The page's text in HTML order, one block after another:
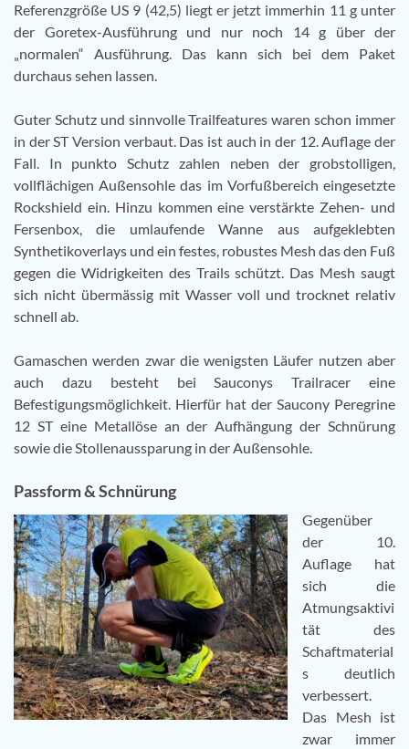
Referenzgröße US 9 (42,5) liegt er jetzt immerhin 11 g unter
der Goretex-Ausführung und nur noch 14 g über der
„normalen“ Ausführung. Das kann sich bei dem Paket
durchaus sehen lassen.
Guter Schutz und sinnvolle Trailfeatures waren schon immer
in der ST Version verbaut. Das ist auch in der 12. Auflage der
Fall. In punkto Schutz zahlen neben der grobstolligen,
vollflächigen Außensohle das im Vorfußbereich eingesetzte
Rockshield ein. Hinzu kommen eine verstärkte Zehen- und
Fersenbox, die umlaufende Wanne aus aufgeklebten
Synthetikoverlays und ein festes, robustes Mesh das den Fuß
gegen die Widrigkeiten des Trails schützt. Das Mesh saugt
sich nicht übermässig mit Wasser voll und trocknet relativ
schnell ab.
Gamaschen werden zwar die wenigsten Läufer nutzen aber
auch dazu besteht bei Sauconys Trailracer eine
Befestigungsmöglichkeit. Hierfür hat der Saucony Peregrine
12 ST eine Metallöse an der Aufhängung der Schnürung
sowie die Stollenaussparung in der Außensohle.
Passform & Schnürung
Gegenüber
der 10.
Auflage hat
sich die
Atmungsaktivi
tät des
Schaftmaterial
s deutlich
verbessert.
Das Mesh ist
zwar immer